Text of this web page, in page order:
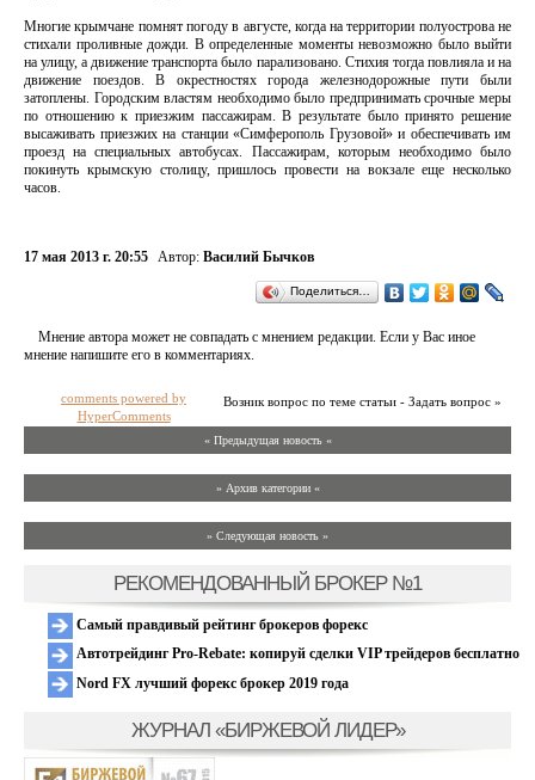
Многие крымчане помнят погоду в августе, когда на территории полуострова не
стихали проливные дожди. В определенные моменты невозможно было выйти
на улицу, а движение транспорта было парализовано. Стихия тогда повлияла и на
движение поездов. В окрестностях города железнодорожные пути были
затоплены. Городским властям необходимо было предпринимать срочные меры
по отношению к приезжим пассажирам. В результате было принято решение
высаживать приезжих на станции «Симферополь Грузовой» и обеспечивать им
проезд на специальных автобусах. Пассажирам, которым необходимо было
покинуть крымскую столицу, пришлось провести на вокзале еще несколько
часов.
17 мая 2013 г. 20:55 Автор: Василий Бычков
Поделиться…
Мнение автора может не совпадать с мнением редакции. Если у Вас иное
мнение напишите его в комментариях.
Возник вопрос по теме статьи - Задать вопрос »
comments powered by
HyperComments
« Предыдущая новость «
» Архив категории «
» Следующая новость »
РЕКОМЕНДОВАННЫЙ БРОКЕР №1
Самый правдивый рейтинг брокеров форекс
Автотрейдинг Pro-Rebate: копируй сделки VIP трейдеров бесплатно
Nord FX лучший форекс брокер 2019 года
ЖУРНАЛ «БИРЖЕВОЙ ЛИДЕР»